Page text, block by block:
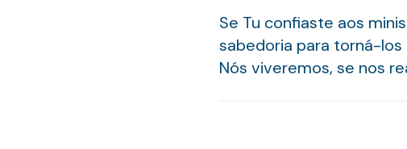
Se Tu confiaste aos
sabedoria para torná-los
Nós viveremos, se nos